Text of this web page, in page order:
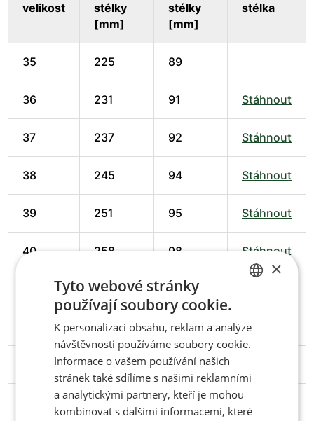
velikost
stélky
[mm]
stélky
[mm]
stélka
35 225 89
36 231 91 Stáhnout
37 237 92 Stáhnout
38 245 94 Stáhnout
39 251 95 Stáhnout
40 258 98 Stáhnout
266 102
274 102 Stáhnout
279 103
286 106 Stáhnout
ENGLISH
×
Tyto webové stránky
používají soubory cookie.
K personalizaci obsahu, reklam a analýze
návštěvnosti používáme soubory cookie.
Informace o vašem používání našich
stránek také sdílíme s našimi reklamními
a analytickými partnery, kteří je mohou
kombinovat s dalšími informacemi, které